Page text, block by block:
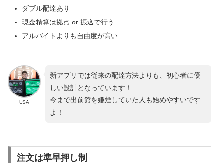
ダブル配達あり
現金精算は拠点 or 振込で行う
アルバイトよりも自由度が高い
USA
新アプリでは従来の配達方法よりも、初心者に優
しい設計となっています！
今まで出前館を嫌煙していた人も始めやすいです
よ！
注文は準早押し制